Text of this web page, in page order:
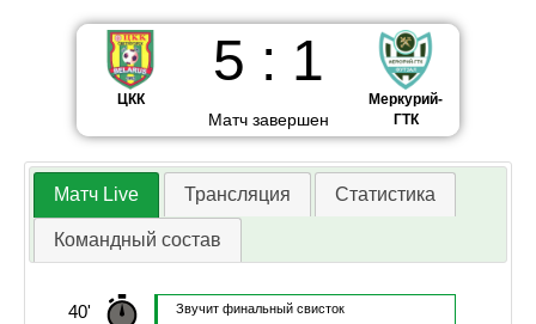
ЦКК
5 : 1
Матч завершен
Меркурий-
ГТК
Матч Live Трансляция Статистика
Командный состав
40' Звучит финальный свисток